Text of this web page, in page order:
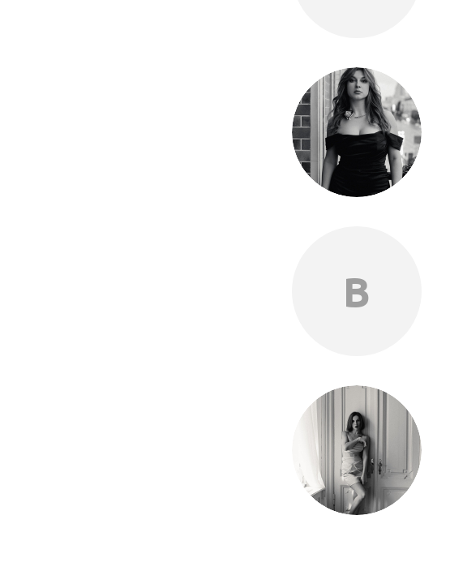
В